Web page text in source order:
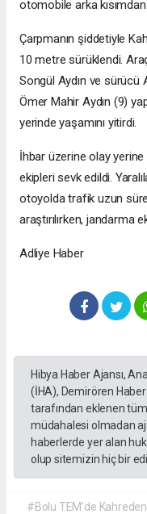
otomobile arka
Çarpmanın şiddetiyle
10 metre sürüklendi.
Songül Aydın ve sürücü
Ömer Mahir Aydın (9)
yerinde yaşamını yitirdi.
İhbar üzerine olay yerine
ekipleri sevk edildi.
otoyolda trafik uzun
araştırılırken, jandarma
Adliye Haber
Hibya Haber Ajansı,
(İHA), Demirören
tarafından eklenen
müdahalesi olmadan
haberlerde yer alan
olup sitemizin hiç bir
#Bolu TEM’de